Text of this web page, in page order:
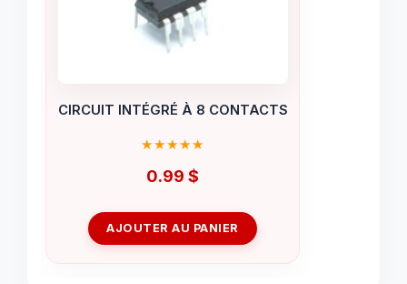
CIRCUIT INTÉGRÉ À 8 CONTACTS
0.99 $
AJOUTER AU PANIER